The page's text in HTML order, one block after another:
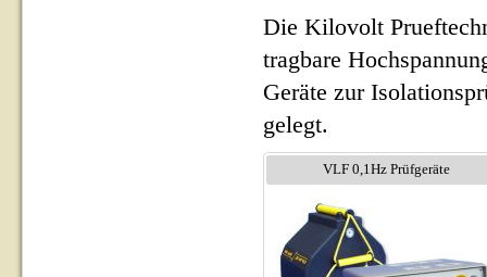
Die Kilovolt
tragbare
Geräte zur
gelegt.
VLF 0,1Hz Prüfgeräte